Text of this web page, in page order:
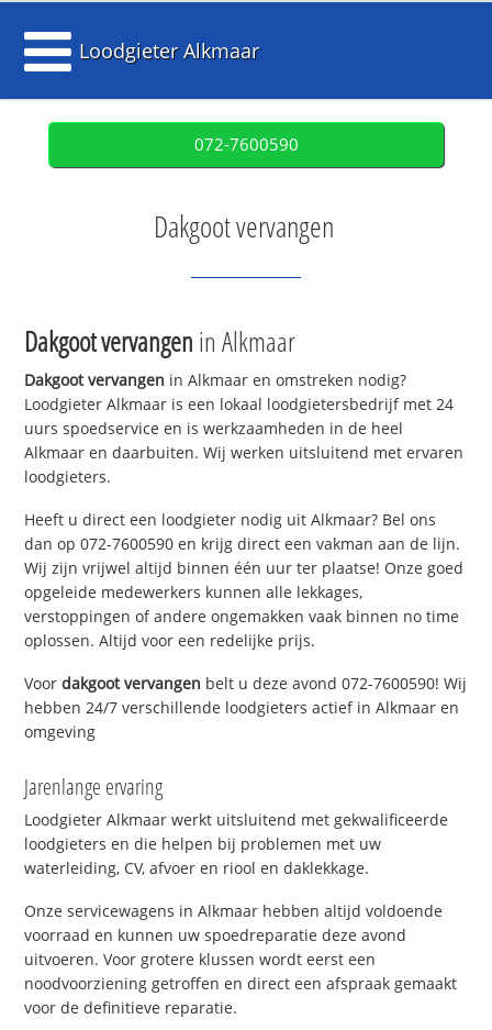
Loodgieter Alkmaar
072-7600590
Dakgoot vervangen
Dakgoot vervangen in Alkmaar
Dakgoot vervangen in Alkmaar en omstreken nodig?
Loodgieter Alkmaar is een lokaal loodgietersbedrijf met 24
uurs spoedservice en is werkzaamheden in de heel
Alkmaar en daarbuiten. Wij werken uitsluitend met ervaren
loodgieters.
Heeft u direct een loodgieter nodig uit Alkmaar? Bel ons
dan op 072-7600590 en krijg direct een vakman aan de lijn.
Wij zijn vrijwel altijd binnen één uur ter plaatse! Onze goed
opgeleide medewerkers kunnen alle lekkages,
verstoppingen of andere ongemakken vaak binnen no time
oplossen. Altijd voor een redelijke prijs.
Voordakgoot vervangen belt u deze avond 072-7600590! Wij
hebben 24/7 verschillende loodgieters actief in Alkmaar en
omgeving
Jarenlange ervaring
Loodgieter Alkmaar werkt uitsluitend met gekwalificeerde
loodgieters en die helpen bij problemen met uw
waterleiding, CV, afvoer en riool en daklekkage.
Onze servicewagens in Alkmaar hebben altijd voldoende
voorraad en kunnen uw spoedreparatie deze avond
uitvoeren. Voor grotere klussen wordt eerst een
noodvoorziening getroffen en direct een afspraak gemaakt
voor de definitieve reparatie.